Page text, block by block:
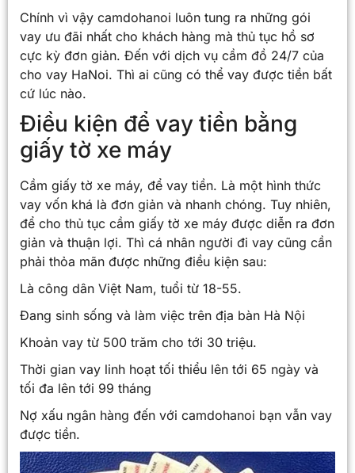
Chính vì vậy camdohanoi luôn tung ra những gói
vay ưu đãi nhất cho khách hàng mà thủ tục hồ sơ
cực kỳ đơn giản. Đến với dịch vụ cầm đồ 24/7 của
cho vay HaNoi. Thì ai cũng có thể vay được tiền bất
cứ lúc nào.
Điều kiện để vay tiền bằng
giấy tờ xe máy
Cầm giấy tờ xe máy, để vay tiền. Là một hình thức
vay vốn khá là đơn giản và nhanh chóng. Tuy nhiên,
để cho thủ tục cầm giấy tờ xe máy được diễn ra đơn
giản và thuận lợi. Thì cá nhân người đi vay cũng cần
phải thỏa mãn được những điều kiện sau:
Là công dân Việt Nam, tuổi từ 18-55.
Đang sinh sống và làm việc trên địa bàn Hà Nội
Khoản vay từ 500 trăm cho tới 30 triệu.
Thời gian vay linh hoạt tối thiểu lên tới 65 ngày và
tối đa lên tới 99 tháng
Nợ xấu ngân hàng đến với camdohanoi bạn vẫn vay
được tiền.